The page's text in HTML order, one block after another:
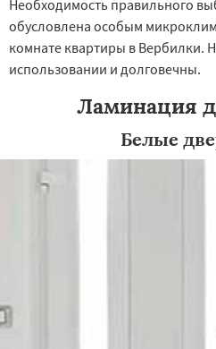
Лесной Лесной Городок
Лотошино
Малаховка
Михнево
Нахабино
Некрасовское Обухово
Правдинский Решетниково
Томилино Тучково Уваровка
Черусти Шаховская
Необходимость правильного
обусловлена особым
комнате квартиры в Вербилки.
использовании и долговечны.
Ламинация
Белые
Даю согласие на